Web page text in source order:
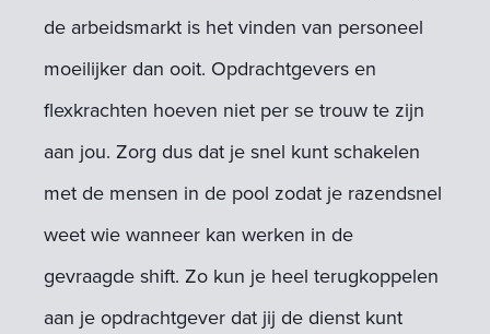
de arbeidsmarkt is het vinden van personeel
moeilijker dan ooit. Opdrachtgevers en
flexkrachten hoeven niet per se trouw te zijn
aan jou. Zorg dus dat je snel kunt schakelen
met de mensen in de pool zodat je razendsnel
weet wie wanneer kan werken in de
gevraagde shift. Zo kun je heel terugkoppelen
aan je opdrachtgever dat jij de dienst kunt